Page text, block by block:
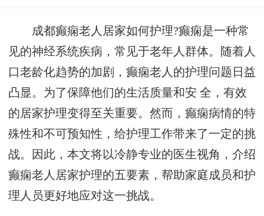
成都癫痫老人居家如何护理?癫痫是一种常
见的神经系统疾病，常见于老年人群体。随着人
口老龄化趋势的加剧，癫痫老人的护理问题日益
凸显。为了保障他们的生活质量和安 全，有效
的居家护理变得至关重要。然而，癫痫病情的特
殊性和不可预知性，给护理工作带来了一定的挑
战。因此，本文将以冷静专业的医生视角，介绍
癫痫老人居家护理的五要素，帮助家庭成员和护
理人员更好地应对这一挑战。